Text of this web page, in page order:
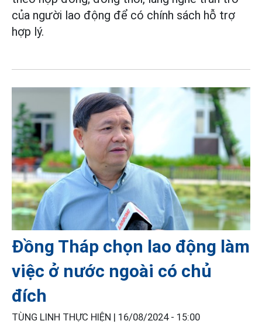
của người lao động để có chính sách hỗ trợ
hợp lý.
Đồng Tháp chọn lao động làm
việc ở nước ngoài có chủ
đích
TÙNG LINH THỰC HIỆN | 16/08/2024 - 15:00